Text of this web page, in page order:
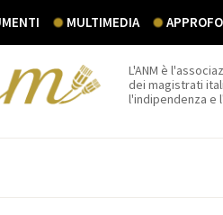
MULTIMEDIA
L'ANM è
dei magistrati
l'indipendenza e